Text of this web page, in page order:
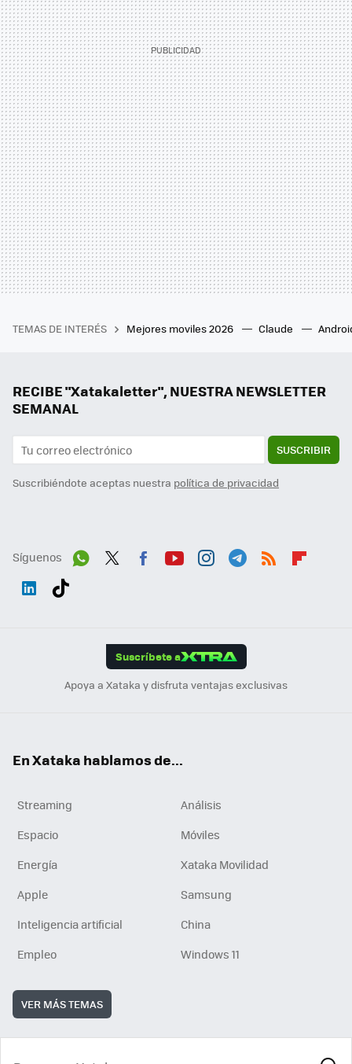
TEMAS DE INTERÉS Mejores moviles 2026 Claude
RECIBE "Xatakaletter", NUESTRA NEWSLETTER
SEMANAL
SUSCRIBIR
Suscribiéndote aceptas nuestra política de privacidad
Síguenos
Suscríbete a
Apoya a Xataka y disfruta ventajas exclusivas
En Xataka hablamos de...
Streaming
Análisis
Espacio
Móviles
Energía
Xataka Movilidad
Apple
Samsung
Inteligencia artificial
China
Empleo
Windows 11
VER MÁS TEMAS